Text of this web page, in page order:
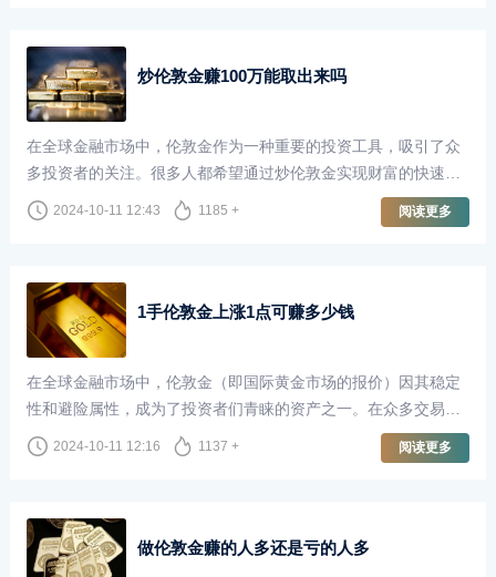
炒伦敦金赚100万能取出来吗
在全球金融市场中，伦敦金作为一种重要的投资工具，吸引了众
多投资者的关注。很多人都希望通过炒伦敦金实现财富的快速增
长，甚至梦想着一夜暴富。尤其是当我们听到有人通过伦敦金交
易赚取了100万甚至更多时，这种想法更是愈发强烈。然而，炒
进行深入探讨。
2024-10-11 12:43 1185 + 阅读更多
1手伦敦金上涨1点可赚多少钱
在全球金融市场中，伦敦金（即国际黄金市场的报价）因其稳定
性和避险属性，成为了投资者们青睐的资产之一。在众多交易者
中，尤其是那些专注于短线交易和波段交易的投资者，了解伦敦
金的价格波动以及每一点波动所带来的收益，显得尤为重要。
2024-10-11 12:16 1137 + 阅读更多
做伦敦金赚的人多还是亏的人多